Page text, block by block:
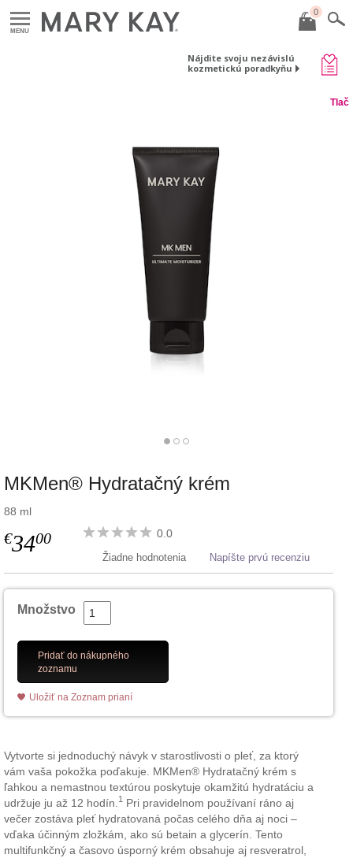
MENU
0
Nájdite svoju nezávislú
kozmetickú poradkyňu
Tlač
MKMen® Hydratačný krém
88 ml
€3400 0.0
Žiadne hodnotenia Napíšte prvú recenziu
Množstvo
Pridať do nákupného
zoznamu
Uložiť na Zoznam prianí
Vytvorte si jednoduchý návyk v starostlivosti o pleť, za ktorý
vám vaša pokožka poďakuje. MKMen® Hydratačný krém s
ľahkou a nemastnou textúrou poskytuje okamžitú hydratáciu a
udržuje ju až 12 hodín. 1
Pri pravidelnom používaní ráno aj
večer zostáva pleť hydratovaná počas celého dňa aj noci –
vďaka účinným zložkám, ako sú betain a glycerín. Tento
multifunkčný a časovo úsporný krém obsahuje aj resveratrol,